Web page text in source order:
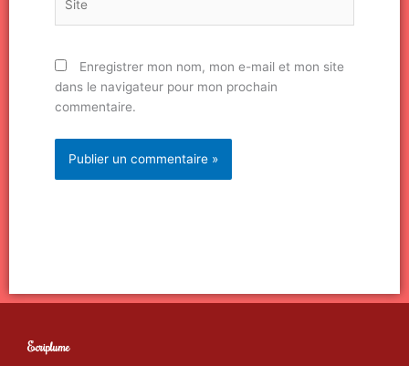
Enregistrer mon nom, mon e-mail et mon site
dans le navigateur pour mon prochain
commentaire.
Ecriplume